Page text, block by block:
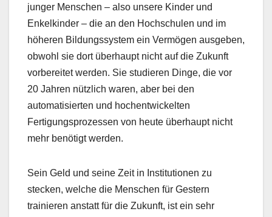
junger Menschen – also unsere Kinder und
Enkelkinder – die an den Hochschulen und im
höheren Bildungssystem ein Vermögen ausgeben,
obwohl sie dort überhaupt nicht auf die Zukunft
vorbereitet werden. Sie studieren Dinge, die vor
20 Jahren nützlich waren, aber bei den
automatisierten und hochentwickelten
Fertigungsprozessen von heute überhaupt nicht
mehr benötigt werden.
Sein Geld und seine Zeit in Institutionen zu
stecken, welche die Menschen für Gestern
trainieren anstatt für die Zukunft, ist ein sehr